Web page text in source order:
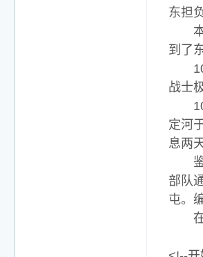
东担
本
到了
10
战士
10
定河
息两
鉴
部队
屯。
在